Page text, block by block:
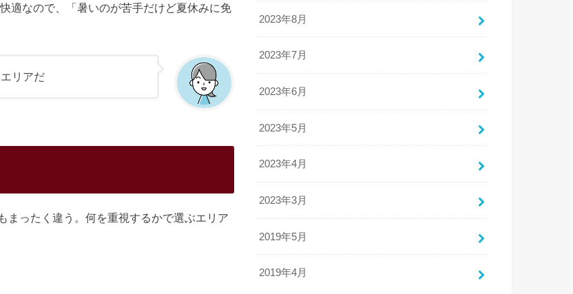
適なので、「暑いのが苦手だけど夏休みに免
リアだ
まったく違う。何を重視するかで選ぶエリア
2023年8月
2023年7月
2023年6月
2023年5月
2023年4月
2023年3月
2019年5月
2019年4月